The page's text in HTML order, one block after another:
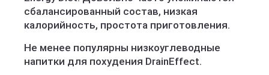
сбалансированный состав, низкая
калорийность, простота приготовления.
Не менее популярны низкоуглеводные
напитки для похудения DrainEffect.